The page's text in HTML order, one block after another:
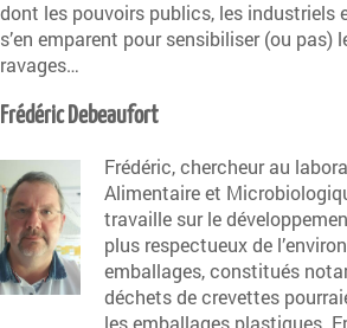
dont les pouvoirs publics, les industriels
s’en emparent pour sensibiliser (ou pas)
ravages…
Frédéric Debeaufort
Frédéric, chercheur au
Alimentaire et
travaille sur le
plus respectueux de
emballages, constitués
déchets de crevettes
les emballages plastiques.